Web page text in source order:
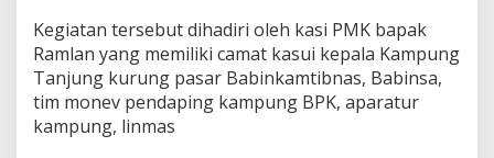
i
D
D
T
.
Kegiatan tersebut dihadiri oleh kasi PMK bapak
Ramlan yang memiliki camat kasui kepala Kampung
Tanjung kurung pasar Babinkamtibnas, Babinsa,
tim monev pendaping kampung BPK, aparatur
kampung, linmas